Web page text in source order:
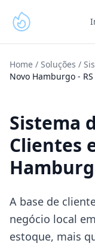
Home / Soluções /
Novo Hamburgo - RS
Sistema
Clientes
A base de
negócio local
estoque, mais